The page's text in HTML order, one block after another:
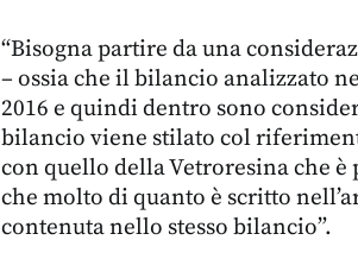
“Bisogna partire da una
– ossia che il bilancio analizzato
2016 e quindi dentro sono
bilancio viene stilato col
con quello della Vetroresina che è
che molto di quanto è scritto
contenuta nello stesso bilancio”.